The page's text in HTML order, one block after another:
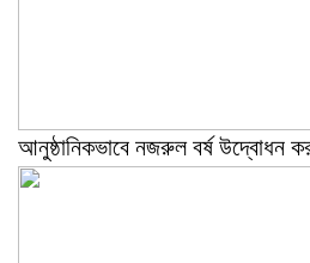
আনুষ্ঠানিকভাবে নজরুল বর্ষ উদ্বোধন